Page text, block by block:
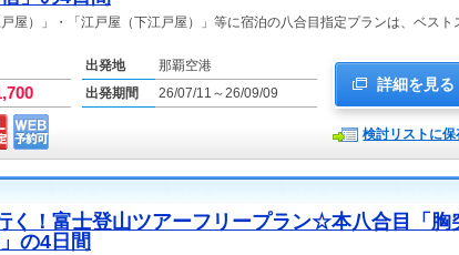
屋）」・「江戸屋（下江戸屋）」等に宿泊の八合目指定プランは、ベスト
出発地
那覇空港
出発期間 26/07/11～26/09/09 詳細を見る
検討リストに保
く！富士登山ツアーフリープラン☆本八合目「胸
の4日間